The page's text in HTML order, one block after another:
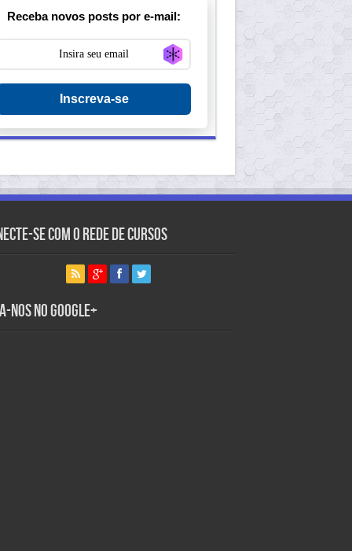
Receba novos posts por e-mail:
Inscreva-se
se com o Rede de Cursos
nos no Google+